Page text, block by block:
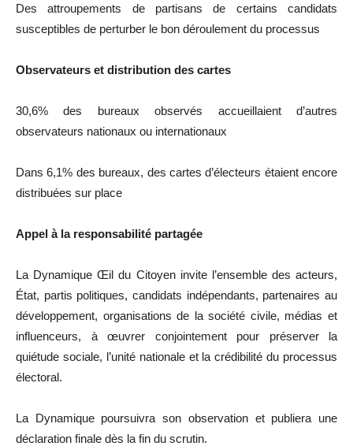
Des attroupements de partisans de certains candidats
susceptibles de perturber le bon déroulement du processus
Observateurs et distribution des cartes
30,6% des bureaux observés accueillaient d’autres
observateurs nationaux ou internationaux
Dans 6,1% des bureaux, des cartes d’électeurs étaient encore
distribuées sur place
Appel à la responsabilité partagée
La Dynamique Œil du Citoyen invite l’ensemble des acteurs,
État, partis politiques, candidats indépendants, partenaires au
développement, organisations de la société civile, médias et
influenceurs, à œuvrer conjointement pour préserver la
quiétude sociale, l’unité nationale et la crédibilité du processus
électoral.
La Dynamique poursuivra son observation et publiera une
déclaration finale dès la fin du scrutin.